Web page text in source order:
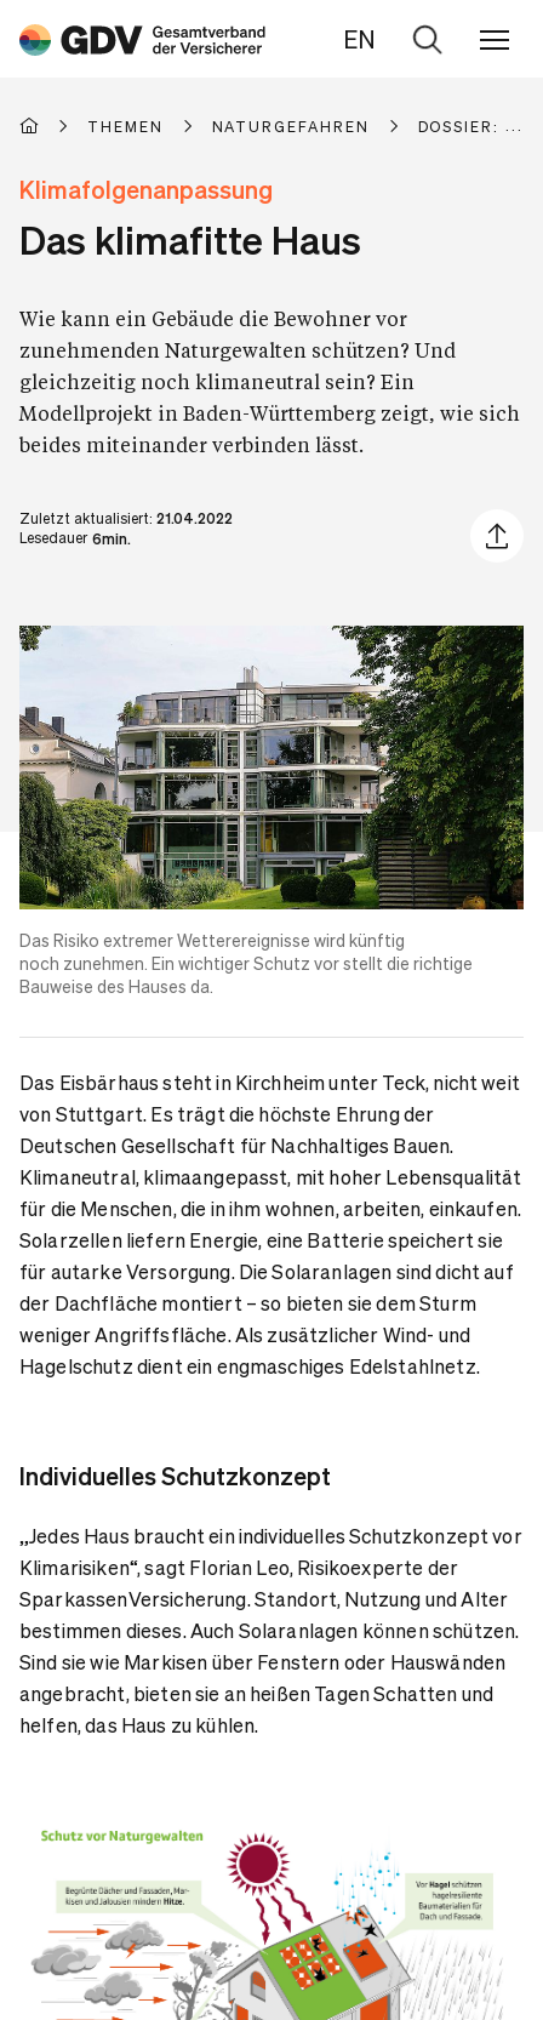
EN
Zur
THEMEN NATURGEFAHREN DOSSIER:
Klimafolgenanpassung
Das klimafitte Haus
Wie kann ein Gebäude die Bewohner vor
zunehmenden Naturgewalten schützen? Und
gleichzeitig noch klimaneutral sein? Ein
Modellprojekt in Baden-Württemberg zeigt, wie sich
beides miteinander verbinden lässt.
Zuletzt aktualisiert: 21.04.2022
Lesedauer 6min.
Artikel
Das Risiko extremer Wetterereignisse wird künftig
noch zunehmen. Ein wichtiger Schutz vor stellt die richtige
Bauweise des Hauses da.
Das Eisbärhaus steht in Kirchheim unter Teck, nicht weit
von Stuttgart. Es trägt die höchste Ehrung der
Deutschen Gesellschaft für Nachhaltiges Bauen.
Klimaneutral, klimaangepasst, mit hoher Lebensqualität
für die Menschen, die in ihm wohnen, arbeiten, einkaufen.
Solarzellen liefern Energie, eine Batterie speichert sie
für autarke Versorgung. Die Solaranlagen sind dicht auf
der Dachfläche montiert – so bieten sie dem Sturm
weniger Angriffsfläche. Als zusätzlicher Wind- und
Hagelschutz dient ein engmaschiges Edelstahlnetz.
Individuelles Schutzkonzept
„Jedes Haus braucht ein individuelles Schutzkonzept vor
Klimarisiken“, sagt Florian Leo, Risikoexperte der
SparkassenVersicherung. Standort, Nutzung und Alter
bestimmen dieses. Auch Solaranlagen können schützen.
Sind sie wie Markisen über Fenstern oder Hauswänden
angebracht, bieten sie an heißen Tagen Schatten und
helfen, das Haus zu kühlen.